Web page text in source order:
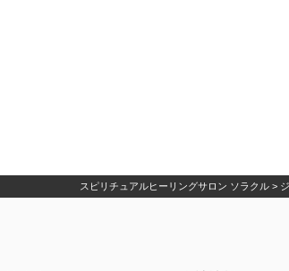
スピリチュアルヒーリングサロン ソラクル >